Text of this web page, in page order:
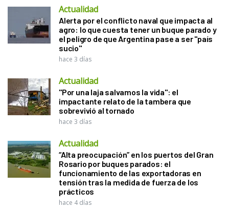
Actualidad
Alerta por el conflicto naval que impacta al
agro: lo que cuesta tener un buque parado y
el peligro de que Argentina pase a ser "país
sucio"
hace 3 días
Actualidad
"Por una laja salvamos la vida": el
impactante relato de la tambera que
sobrevivió al tornado
hace 3 días
Actualidad
“Alta preocupación” en los puertos del Gran
Rosario por buques parados: el
funcionamiento de las exportadoras en
tensión tras la medida de fuerza de los
prácticos
hace 4 días